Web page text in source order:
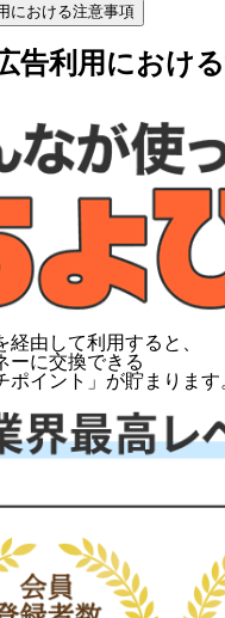
における注意事項
告利用におけ
経由して利用すると、
ーに交換できる
ポイント 」が貯まります